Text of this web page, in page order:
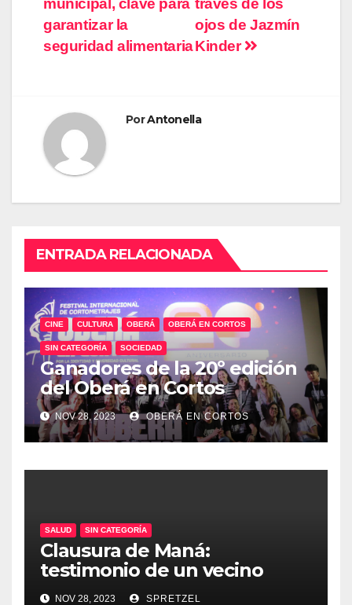
de
entradas
través de los
ojos de Jazmín
Kinder
municipal, clave para
garantizar la
seguridad alimentaria
PorAntonella
ENTRADA RELACIONADA
CINE CULTURA OBERÁ OBERÁ EN CORTOS
SIN CATEGORÍA SOCIEDAD
Ganadores de la 20º edición
del Oberá en Cortos
NOV 28, 2023 OBERÁ EN CORTOS
SALUD SIN CATEGORÍA
Clausura de Maná:
testimonio de un vecino
NOV 28, 2023 SPRETZEL